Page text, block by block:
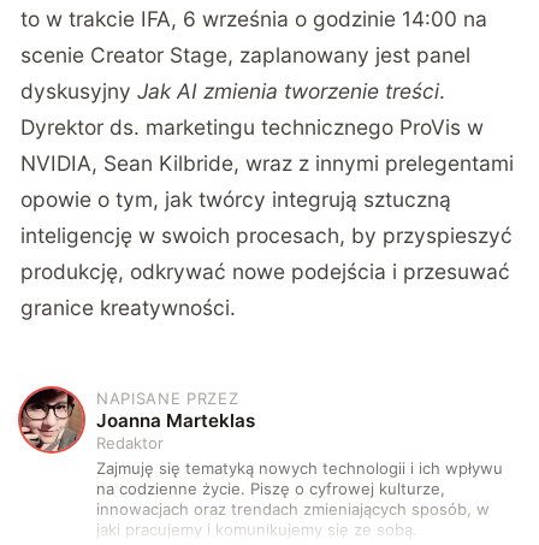
to w trakcie IFA, 6 września o godzinie 14:00 na
scenie Creator Stage, zaplanowany jest panel
dyskusyjnyJak AI zmienia tworzenie treści.
Dyrektor ds. marketingu technicznego ProVis w
NVIDIA, Sean Kilbride, wraz z innymi prelegentami
opowie o tym, jak twórcy integrują sztuczną
inteligencję w swoich procesach, by przyspieszyć
produkcję, odkrywać nowe podejścia i przesuwać
granice kreatywności.
J
NAPISANE PRZEZ
Joanna Marteklas
Redaktor
Zajmuję się tematyką nowych technologii i ich wpływu
na codzienne życie. Piszę o cyfrowej kulturze,
innowacjach oraz trendach zmieniających sposób, w
jaki pracujemy i komunikujemy się ze sobą.